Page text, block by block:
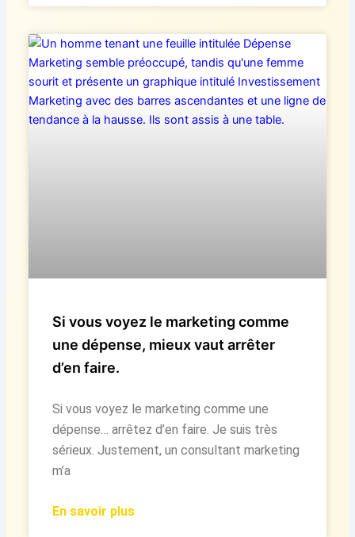
Si vous voyez le marketing comme
une dépense, mieux vaut arrêter
d’en faire.
Si vous voyez le marketing comme une
dépense… arrêtez d’en faire. Je suis très
sérieux. Justement, un consultant marketing
m’a
En savoir plus